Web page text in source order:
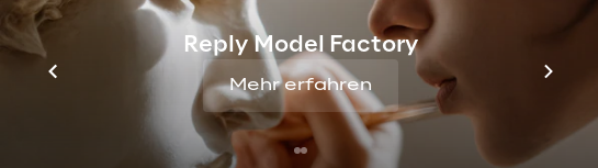
Reply Model Factory
Mehr erfahren
nämlich Oracles WebCenter
ermöglicht.
Neben den vielen anderen
klassifiziert und mit
Außerdem kann eine